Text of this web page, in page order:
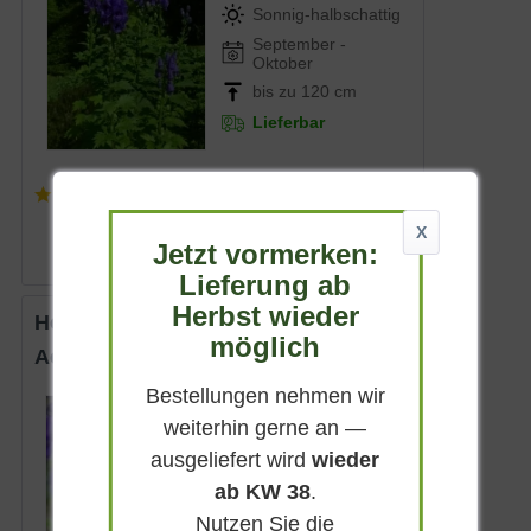
Sonnig-halbschattig
September -
Oktober
bis zu 120 cm
Lieferbar
5,95 € *
Herbst-Eisenhut 'Arendsii'
Aconitum carmichaelii 'Arendsii'
Blauviolett
Sonnig-halbschattig
September -
Oktober
X
Jetzt vormerken:
Lieferung ab
Herbst wieder
möglich
Bestellungen nehmen wir
weiterhin gerne an —
ausgeliefert wirdwieder
ab KW 38.
Nutzen Sie die